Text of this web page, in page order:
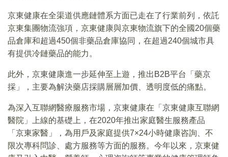
京東健康在全渠道供應鏈體系方面已走在了行業前列，依託
京東集團物流強項，京東健康與京東物流旗下的全國20個藥
品倉庫和超過450個非藥品倉庫協同，在超過240個城市具
有提供冷鏈藥品的能力。
此外，京東健康進一步延伸至上遊，推出B2B平台「藥京
採」，主要為解決藥店採購層層加價、透明度低的痛點。
為深入互聯網醫療服務市場，京東健康在「京東健康互聯網
醫院」上線的基礎上，在2020年推出家庭醫生服務產品
「京東家醫」，為用戶及家庭提供7×24小時健康咨詢、不
限次專科問診、處方服務等方面的服務。今年以來，京東健